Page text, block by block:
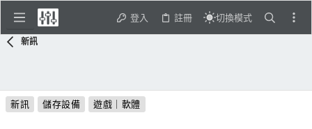
登入 註冊 切換模式
新訊
新訊 儲存設備 遊戲｜軟體